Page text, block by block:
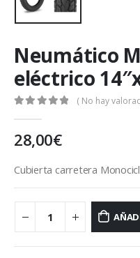
Neumático
eléctrico
( No hay
28,00€
Cubierta carretera